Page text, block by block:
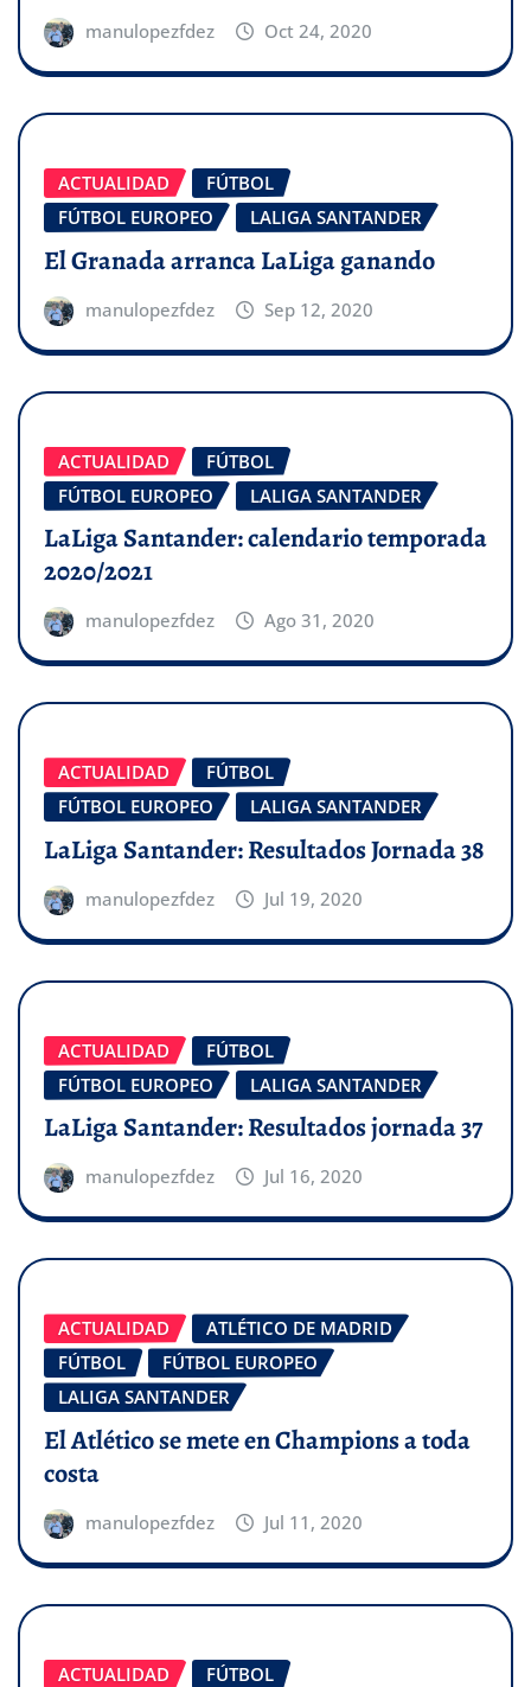
manulopezfdez Oct 24, 2020
ACTUALIDAD
FÚTBOL
FÚTBOL EUROPEO
LALIGA SANTANDER
El Granada arranca LaLiga ganando
manulopezfdez Sep 12, 2020
ACTUALIDAD
FÚTBOL
FÚTBOL EUROPEO
LALIGA SANTANDER
LaLiga Santander: calendario temporada
2020/2021
manulopezfdez Ago 31, 2020
ACTUALIDAD
FÚTBOL
FÚTBOL EUROPEO
LALIGA SANTANDER
LaLiga Santander: Resultados Jornada 38
manulopezfdez Jul 19, 2020
ACTUALIDAD
FÚTBOL
FÚTBOL EUROPEO
LALIGA SANTANDER
LaLiga Santander: Resultados jornada 37
manulopezfdez Jul 16, 2020
ACTUALIDAD
ATLÉTICO DE MADRID
FÚTBOL
FÚTBOL EUROPEO
LALIGA SANTANDER
El Atlético se mete en Champions a toda
costa
manulopezfdez Jul 11, 2020
ACTUALIDAD
FÚTBOL